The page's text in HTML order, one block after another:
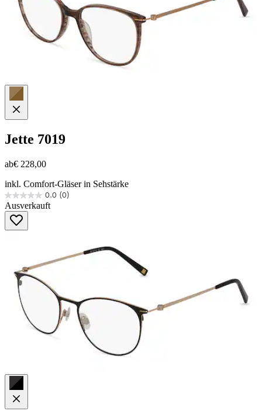
Jette 7019
ab€ 228,00
inkl. Comfort-Gläser in Sehstärke
0.0 (0)
0.0
von
Sternen.
Ausverkauft